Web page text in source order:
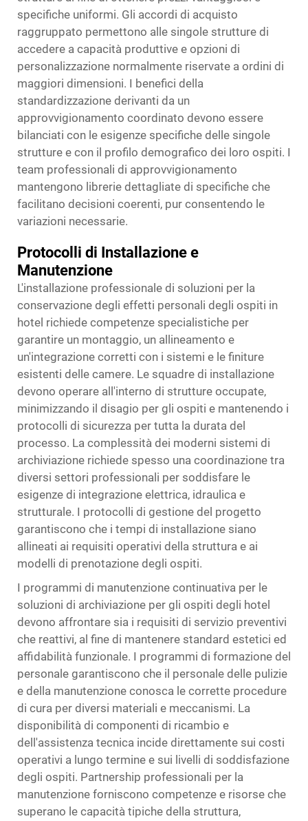
specifiche uniformi. Gli accordi di acquisto
raggruppato permettono alle singole strutture di
accedere a capacità produttive e opzioni di
personalizzazione normalmente riservate a ordini di
maggiori dimensioni. I benefici della
standardizzazione derivanti da un
approvvigionamento coordinato devono essere
bilanciati con le esigenze specifiche delle singole
strutture e con il profilo demografico dei loro ospiti. I
team professionali di approvvigionamento
mantengono librerie dettagliate di specifiche che
facilitano decisioni coerenti, pur consentendo le
variazioni necessarie.
Protocolli di Installazione e
Manutenzione
L'installazione professionale di soluzioni per la
conservazione degli effetti personali degli ospiti in
hotel richiede competenze specialistiche per
garantire un montaggio, un allineamento e
un'integrazione corretti con i sistemi e le finiture
esistenti delle camere. Le squadre di installazione
devono operare all'interno di strutture occupate,
minimizzando il disagio per gli ospiti e mantenendo i
protocolli di sicurezza per tutta la durata del
processo. La complessità dei moderni sistemi di
archiviazione richiede spesso una coordinazione tra
diversi settori professionali per soddisfare le
esigenze di integrazione elettrica, idraulica e
strutturale. I protocolli di gestione del progetto
garantiscono che i tempi di installazione siano
allineati ai requisiti operativi della struttura e ai
modelli di prenotazione degli ospiti.
I programmi di manutenzione continuativa per le
soluzioni di archiviazione per gli ospiti degli hotel
devono affrontare sia i requisiti di servizio preventivi
che reattivi, al fine di mantenere standard estetici ed
affidabilità funzionale. I programmi di formazione del
personale garantiscono che il personale delle pulizie
e della manutenzione conosca le corrette procedure
di cura per diversi materiali e meccanismi. La
disponibilità di componenti di ricambio e
dell'assistenza tecnica incide direttamente sui costi
operativi a lungo termine e sui livelli di soddisfazione
degli ospiti. Partnership professionali per la
manutenzione forniscono competenze e risorse che
superano le capacità tipiche della struttura,